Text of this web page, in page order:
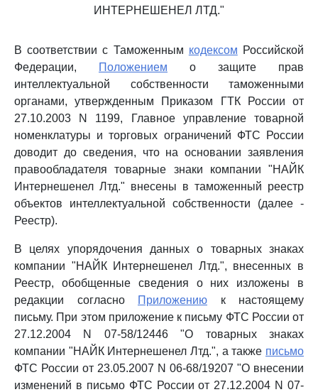
ИНТЕРНЕШЕНЕЛ ЛТД."
В соответствии с Таможенным кодексом Российской
Федерации,
Положением о защите прав
интеллектуальной собственности таможенными
органами, утвержденным Приказом ГТК России от
27.10.2003 N 1199, Главное управление товарной
номенклатуры и торговых ограничений ФТС России
доводит до сведения, что на основании заявления
правообладателя товарные знаки компании "НАЙК
Интернешенел Лтд." внесены в таможенный реестр
объектов интеллектуальной собственности (далее -
Реестр).
В целях упорядочения данных о товарных знаках
компании "НАЙК Интернешенел Лтд.", внесенных в
Реестр, обобщенные сведения о них изложены в
редакции согласно
Приложению к настоящему
письму. При этом приложение к письму ФТС России от
27.12.2004 N 07-58/12446 "О товарных знаках
компании "НАЙК Интернешенел Лтд.", а также письмо
ФТС России от 23.05.2007 N 06-68/19207 "О внесении
изменений в письмо ФТС России от 27.12.2004 N 07-